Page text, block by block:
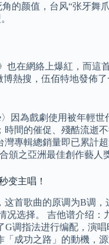
的颜值，台风“张牙舞
也在網絡上爆紅，而這
博熱搜，伍佰特地發佈
因為戲劇使用被年輕
間的催促、殘酷流逝
專輯總銷量即已累計
頒之亞洲最佳創作藝人
变主唱！
首歌曲的原调为B调，
况选择。 吉他谱介绍：
调指法进行编配，演
成功之路」的動機，